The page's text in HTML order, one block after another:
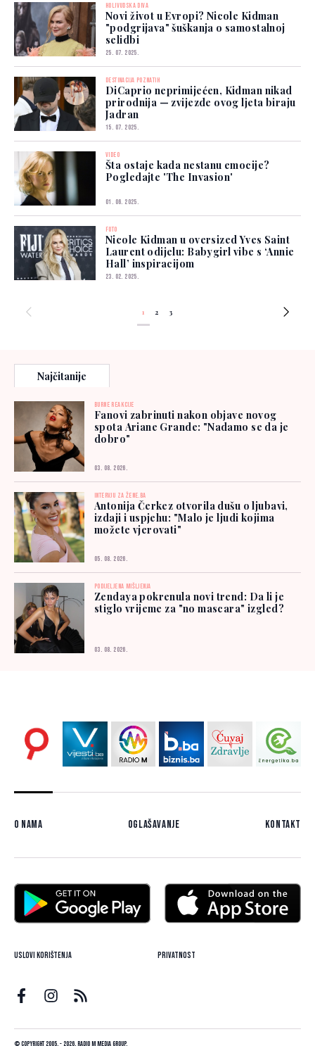
HOLIVUDSKA DIVA
Novi život u Evropi? Nicole Kidman
"podgrijava" šuškanja o samostalnoj
selidbi
25. 07. 2025.
DESTINACIJA POZNATIH
DiCaprio neprimijećen, Kidman nikad
prirodnija — zvijezde ovog ljeta biraju
Jadran
15. 07. 2025.
VIDEO
Šta ostaje kada nestanu emocije?
Pogledajte 'The Invasion'
01. 06. 2025.
FOTO
Nicole Kidman u oversized Yves Saint
Laurent odijelu: Babygirl vibe s ‘Annie
Hall’ inspiracijom
23. 02. 2025.
1 2 3
Najčitanije
BURNE REAKCIJE
Fanovi zabrinuti nakon objave novog
spota Ariane Grande: "Nadamo se da je
dobro"
03. 08. 2026.
INTERVJU ZA ŽENE.BA
Antonija Čerkez otvorila dušu o ljubavi,
izdaji i uspjehu: "Malo je ljudi kojima
možete vjerovati"
05. 08. 2026.
PODIJELJENA MIŠLJENJA
Zendaya pokrenula novi trend: Da li je
stiglo vrijeme za "no mascara" izgled?
03. 08. 2026.
O nama Oglašavanje Kontakt
Uslovi korištenja Privatnost
© Copyright 2005. - 2026. Radio M Media Group.